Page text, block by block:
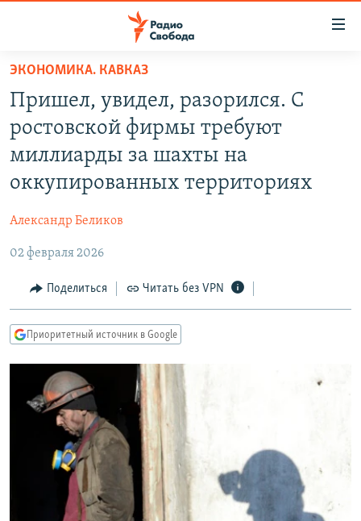
упрощенного
доступа
основному
содержанию
Вернутся
навигации
Вернутся
поиску
ПОДКАСТЫ
АВТОРСКИЕ ПРОЕКТЫ
КУЛЬТУРА
IDEL.РЕАЛИИ
КАВКАЗ.РЕАЛИИ
СИБИРЬ.РЕАЛИИ
РАСПИСАНИЕ ВЕЩАНИЯ
ПОДПИШИТЕСЬ НА РАССЫЛКУ
СОЦИАЛЬНЫЕ СЕТИ
ЭКОНОМИКА. КАВКАЗ
Пришел, увидел, разорился. С
ростовской фирмы требуют
миллиарды за шахты на
оккупированных территориях
Александр Беликов
02 февраля 2026
Поделиться Читать без VPN
Приоритетный источник в Google